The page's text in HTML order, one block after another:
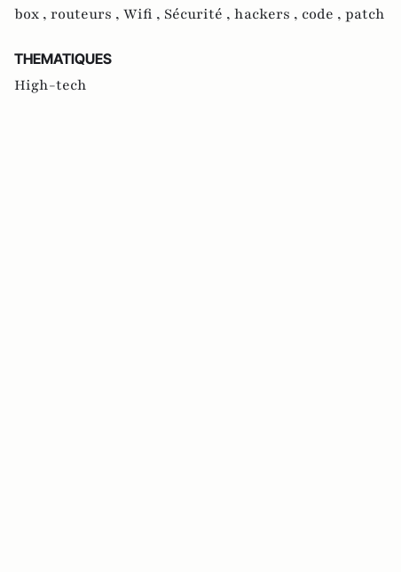
box , routeurs , Wifi , Sécurité , hackers , code , patch
THEMATIQUES
High-tech